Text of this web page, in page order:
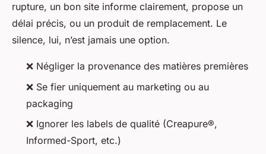
rupture, un bon site informe clairement, propose un
délai précis, ou un produit de remplacement. Le
silence, lui, n’est jamais une option.
❌ Négliger la provenance des matières premières
❌ Se fier uniquement au marketing ou au
packaging
❌ Ignorer les labels de qualité (Creapure®,
Informed-Sport, etc.)